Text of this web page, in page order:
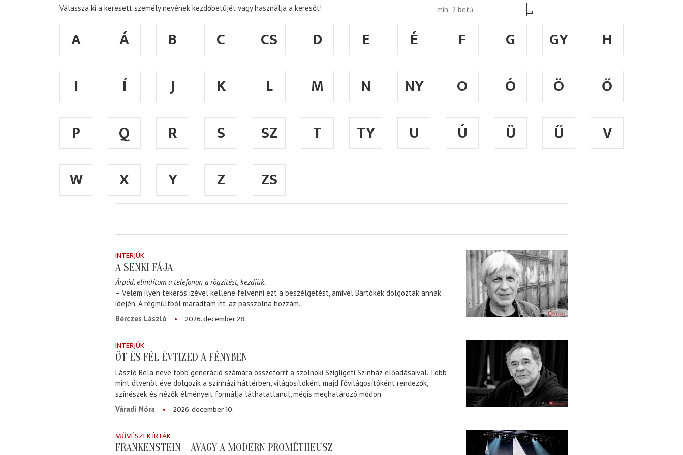
Válassza ki a keresett személy nevének kezdőbetűjét vagy használja a keresőt!
A Á B C CS D E É F G GY
H
I
Í J K L M N NY O Ó Ö
Ő
P
Q R S SZ T TY U Ú Ü Ű
V
W
X Y Z ZS
INTERJÚK
A SENKI FÁJA
Árpád, elindítom a telefonon a rögzítést, kezdjük.
– Velem ilyen tekerős izével kellene felvenni ezt a beszélgetést, amivel Bartókék dolgoztak annak
idején. A régmúltból maradtam itt, az passzolna hozzám.
Bérczes László
2026. december 28.
INTERJÚK
ÖT ÉS FÉL ÉVTIZED A FÉNYBEN
László Béla neve több generáció számára összeforrt a szolnoki Szigligeti Színház előadásaival. Több
mint ötvenöt éve dolgozik a színházi háttérben, világosítóként majd fővilágosítóként rendezők,
színészek és nézők élményeit formálja láthatatlanul, mégis meghatározó módon.
Váradi Nóra
2026. december 10.
MŰVÉSZEK ÍRTÁK
FRANKENSTEIN – AVAGY A MODERN PROMÉTHEUSZ